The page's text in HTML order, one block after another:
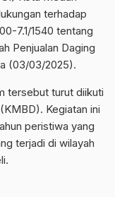
terhadap
7.1/1540 tentang
Penjualan Daging
(03/03/2025).
tersebut turut diikuti
Kegiatan ini
peristiwa yang
terjadi di wilayah